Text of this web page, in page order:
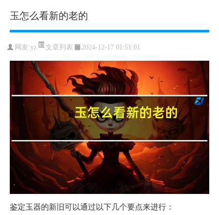
玉怎么看新的老的
网友:yz 文章列表 2024-12-17 01:51:01
鉴定玉器的新旧可以通过以下几个要点来进行：